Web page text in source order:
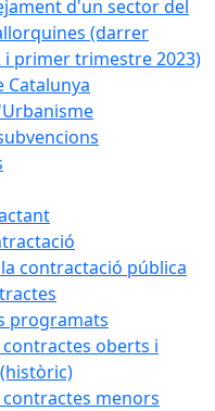
d'un sector del
(darrer
primer trimestre 2023)
Catalunya
contractació pública
programats
contractes oberts i
contractes menors